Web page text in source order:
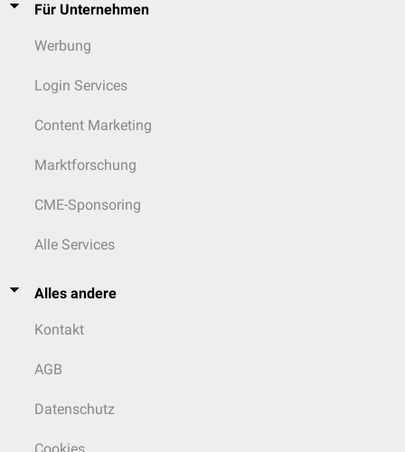
Für Unternehmen
Werbung
Login Services
Content Marketing
Marktforschung
CME-Sponsoring
Alle Services
Alles andere
Kontakt
AGB
Datenschutz